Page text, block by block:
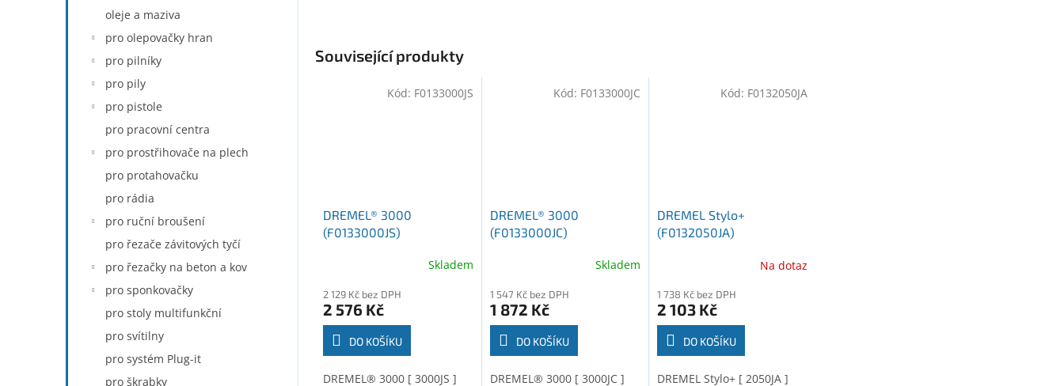
oleje a maziva
pro olepovačky hran
pro pilníky
pro pily
pro pistole
pro pracovní centra
pro prostřihovače na plech
pro protahovačku
pro rádia
pro ruční broušení
pro řezače závitových tyčí
pro řezačky na beton a kov
pro sponkovačky
pro stoly multifunkční
pro svítilny
pro systém Plug-it
pro škrabky
Související produkty
DREMEL® 3000
(F0133000JS)
Skladem
2 129 Kč bez DPH
2 576 Kč
DO KOŠÍKU
DREMEL® 3000 [ 3000JS ]
Kód: F0133000JS
DREMEL® 3000
(F0133000JC)
Skladem
1 547 Kč bez DPH
1 872 Kč
DO KOŠÍKU
DREMEL® 3000 [ 3000JC ]
Kód: F0133000JC
DREMEL Stylo+
(F0132050JA)
Na dotaz
1 738 Kč bez DPH
2 103 Kč
DO KOŠÍKU
DREMEL Stylo+ [ 2050JA ]
Kód: F0132050JA